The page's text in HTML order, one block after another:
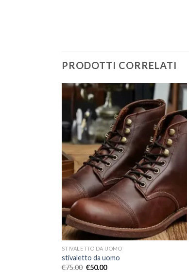
PRODOTTI CORRELATI
STIVALETTO DA UOMO
stivaletto da uomo
€75.00 €50.00